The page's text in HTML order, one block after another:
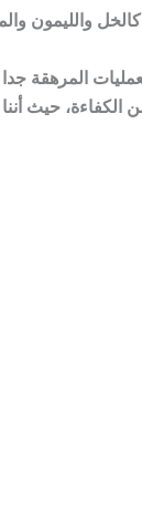
المرهقة
الكفاءة، حيث